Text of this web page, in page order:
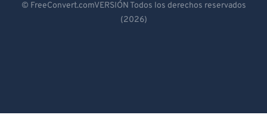
Español
© FreeConvert.comVERSIÓN Todos los derechos reservados
(2026)